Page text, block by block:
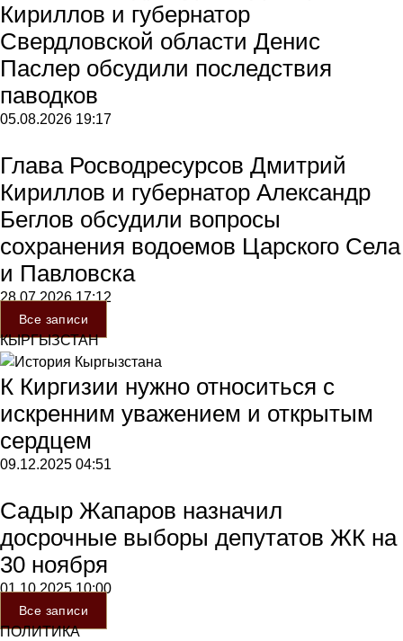
Кириллов и губернатор
Свердловской области Денис
Паслер обсудили последствия
паводков
05.08.2026 19:17
Глава Росводресурсов Дмитрий
Кириллов и губернатор Александр
Беглов обсудили вопросы
сохранения водоемов Царского Села
и Павловска
28.07.202617:12
Все записи
КЫРГЫЗСТАН
К Киргизии нужно относиться с
искренним уважением и открытым
сердцем
09.12.2025 04:51
Садыр Жапаров назначил
досрочные выборы депутатов ЖК на
30 ноября
01.10.202510:00
Все записи
ПОЛИТИКА